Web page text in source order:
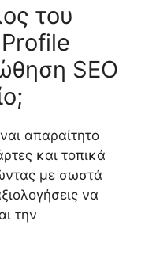
του
SEO
απαραίτητο
και τοπικά
με σωστά
να
την